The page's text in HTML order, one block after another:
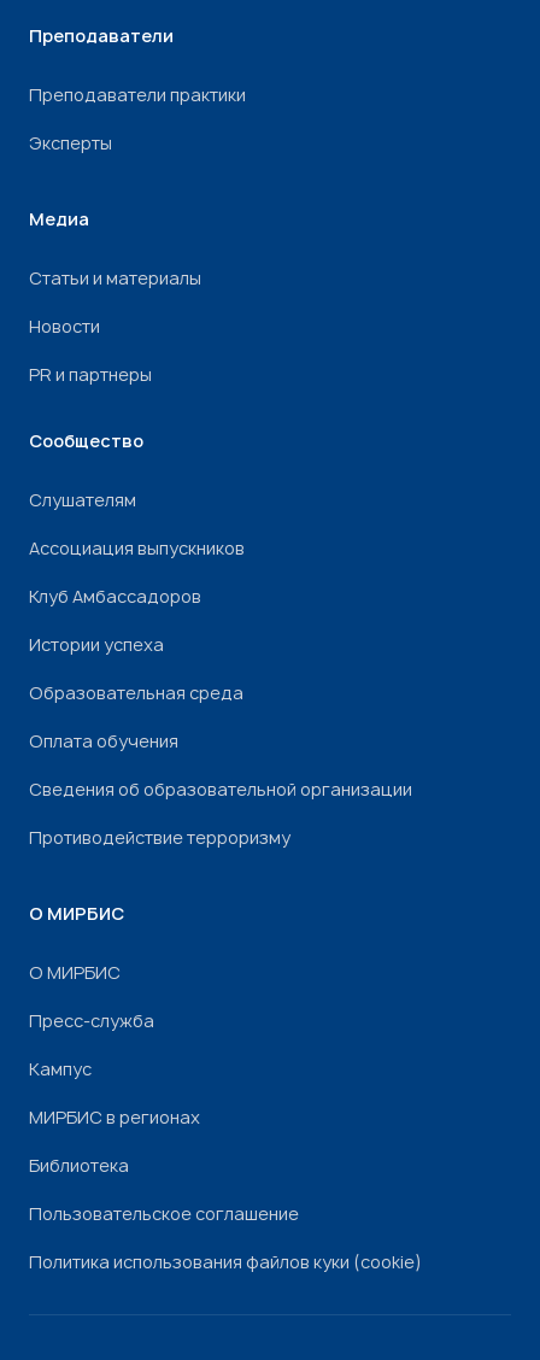
Преподаватели
Преподаватели практики
Эксперты
Медиа
Статьи и материалы
Новости
PR и партнеры
Сообщество
Слушателям
Ассоциация выпускников
Клуб Амбассадоров
Истории успеха
Образовательная среда
Оплата обучения
Сведения об образовательной организации
Противодействие терроризму
О МИРБИС
О МИРБИС
Пресс-служба
Кампус
МИРБИС в регионах
Библиотека
Пользовательское соглашение
Политика использования файлов куки (cookie)